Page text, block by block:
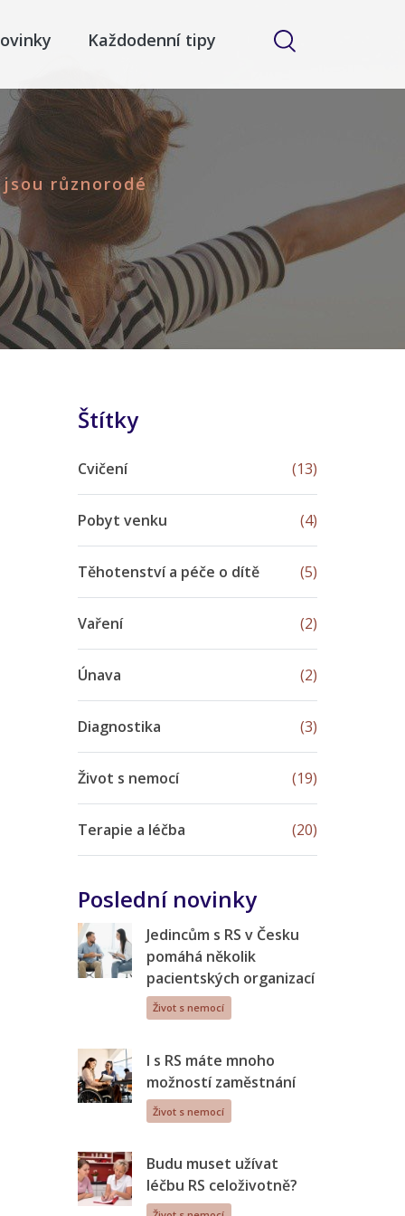
Každodenní tipy
různorodé
Štítky
Cvičení (13)
Pobyt venku (4)
Těhotenství a péče o dítě (5)
Vaření (2)
Únava (2)
Diagnostika (3)
Život s nemocí (19)
Terapie a léčba (20)
Poslední novinky
Jedincům s RS v Česku
pomáhá několik
pacientských organizací
Život s nemocí
I s RS máte mnoho
možností zaměstnání
Život s nemocí
Budu muset užívat
léčbu RS celoživotně?